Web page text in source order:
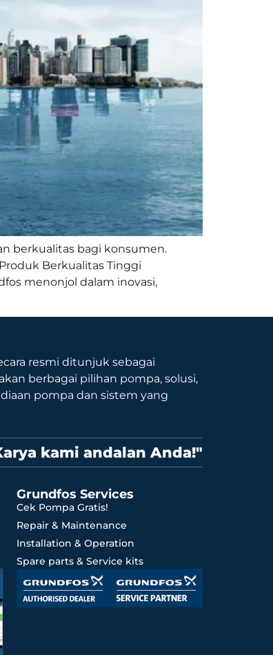
berkualitas bagi konsumen.
Berkualitas Tinggi
menonjol dalam inovasi,
resmi ditunjuk sebagai
berbagai pilihan pompa, solusi,
pompa dan sistem yang
kami andalan Anda!"
Grundfos Services
Cek Pompa Gratis!
Repair & Maintenance
Installation & Operation
Spare parts & Service kits